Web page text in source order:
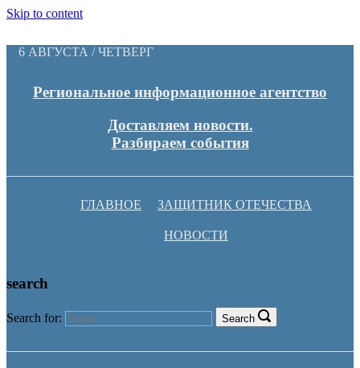
Skip to content
6 АВГУСТА / ЧЕТВЕРГ
Региональное информационное агентство
Доставляем новости.
Разбираем события
ГЛАВНОЕ ЗАЩИТНИК ОТЕЧЕСТВА
НОВОСТИ
search
Search for: Search